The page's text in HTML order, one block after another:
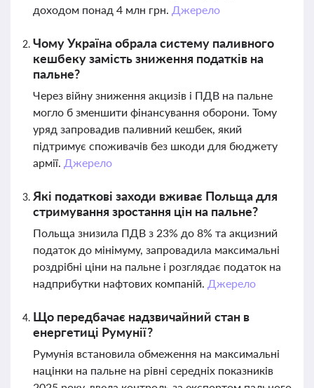
доходом понад 4 млн грн. Джерело
Чому Україна обрала систему паливного
кешбеку замість зниження податків на
пальне?
Через війну зниження акцизів і ПДВ на пальне
могло б зменшити фінансування оборони. Тому
уряд запровадив паливний кешбек, який
підтримує споживачів без шкоди для бюджету
армії. Джерело
Які податкові заходи вживає Польща для
стримування зростання цін на пальне?
Польща знизила ПДВ з 23% до 8% та акцизний
податок до мінімуму, запровадила максимальні
роздрібні ціни на пальне і розглядає податок на
надприбутки нафтових компаній. Джерело
Що передбачає надзвичайний стан в
енергетиці Румунії?
Румунія встановила обмеження на максимальні
націнки на пальне на рівні середніх показників